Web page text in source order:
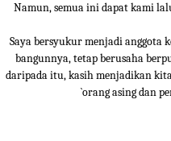
Namun, semua ini dapat kami
Saya bersyukur menjadi anggota
bangunnya, tetap berusaha
daripada itu, kasih menjadikan
`orang asing dan